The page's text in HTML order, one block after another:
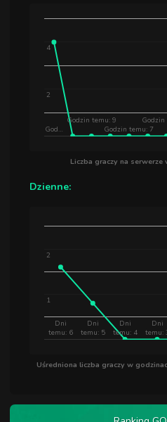
God…
Godzin temu: 9
Godzin temu: 7
2
4
Liczba graczy na
Dzienne:
temu: 6
Dni
temu: 5
Dni
temu: 4
Dni
temu:
Dni
1
2
Uśredniona liczba graczy w